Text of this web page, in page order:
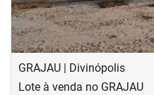
GRAJAU | Divinópolis
Lote à venda no GRAJAU